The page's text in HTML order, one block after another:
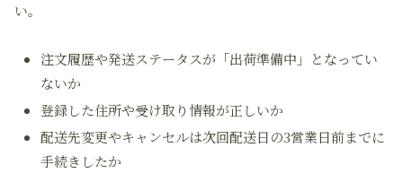
い。
注文履歴や発送ステータスが「出荷準備中」となってい
ないか
登録した住所や受け取り情報が正しいか
配送先変更やキャンセルは次回配送日の3営業日前までに
手続きしたか